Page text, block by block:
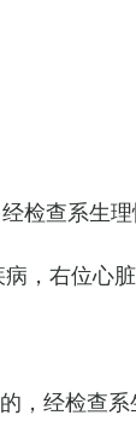
检查系生理
，右位心脏
，经检查